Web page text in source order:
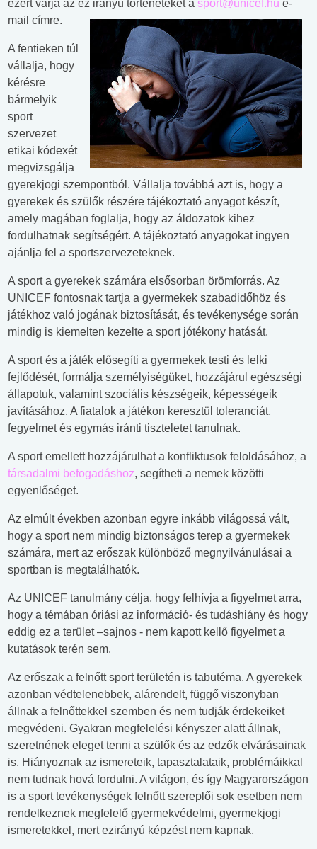
ezért várja az ez irányú történeteket a sport@unicef.hu e-
mail címre.
A fentieken túl
vállalja, hogy
kérésre
bármelyik
sport
szervezet
etikai kódexét
megvizsgálja
gyerekjogi szempontból. Vállalja továbbá azt is, hogy a
gyerekek és szülők részére tájékoztató anyagot készít,
amely magában foglalja, hogy az áldozatok kihez
fordulhatnak segítségért. A tájékoztató anyagokat ingyen
ajánlja fel a sportszervezeteknek.
A sport a gyerekek számára elsősorban örömforrás. Az
UNICEF fontosnak tartja a gyermekek szabadidőhöz és
játékhoz való jogának biztosítását, és tevékenysége során
mindig is kiemelten kezelte a sport jótékony hatását.
A sport és a játék elősegíti a gyermekek testi és lelki
fejlődését, formálja személyiségüket, hozzájárul egészségi
állapotuk, valamint szociális készségeik, képességeik
javításához. A fiatalok a játékon keresztül toleranciát,
fegyelmet és egymás iránti tiszteletet tanulnak.
A sport emellett hozzájárulhat a konfliktusok feloldásához, a
társadalmi befogadáshoz, segítheti a nemek közötti
egyenlőséget.
Az elmúlt években azonban egyre inkább világossá vált,
hogy a sport nem mindig biztonságos terep a gyermekek
számára, mert az erőszak különböző megnyilvánulásai a
sportban is megtalálhatók.
Az UNICEF tanulmány célja, hogy felhívja a figyelmet arra,
hogy a témában óriási az információ- és tudáshiány és hogy
eddig ez a terület –sajnos - nem kapott kellő figyelmet a
kutatások terén sem.
Az erőszak a felnőtt sport területén is tabutéma. A gyerekek
azonban védtelenebbek, alárendelt, függő viszonyban
állnak a felnőttekkel szemben és nem tudják érdekeiket
megvédeni. Gyakran megfelelési kényszer alatt állnak,
szeretnének eleget tenni a szülők és az edzők elvárásainak
is. Hiányoznak az ismereteik, tapasztalataik, problémáikkal
nem tudnak hová fordulni. A világon, és így Magyarországon
is a sport tevékenységek felnőtt szereplői sok esetben nem
rendelkeznek megfelelő gyermekvédelmi, gyermekjogi
ismeretekkel, mert ezirányú képzést nem kapnak.